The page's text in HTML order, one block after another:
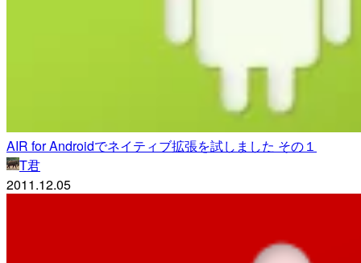
AIR for Androidでネイティブ拡張を試しました その１
T君
2011.12.05